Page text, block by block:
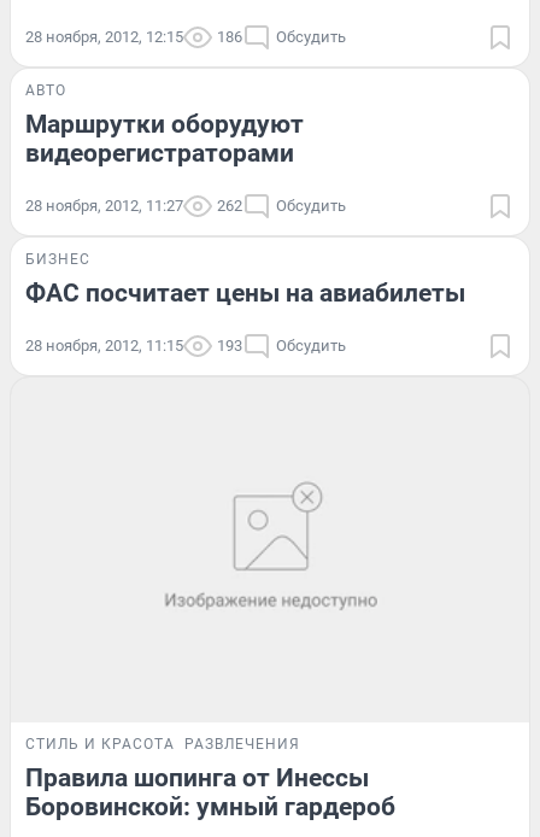
28 ноября, 2012, 12:15 186 Обсудить
АВТО
Маршрутки оборудуют
видеорегистраторами
28 ноября, 2012, 11:27 262 Обсудить
БИЗНЕС
ФАС посчитает цены на авиабилеты
28 ноября, 2012, 11:15 193 Обсудить
СТИЛЬ И КРАСОТА РАЗВЛЕЧЕНИЯ
Правила шопинга от Инессы
Боровинской: умный гардероб